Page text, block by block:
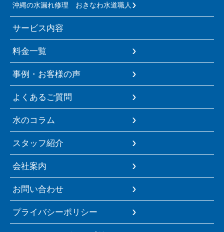
沖縄の水漏れ修理 おきなわ水道職人
サービス内容
料金一覧
事例・お客様の声
よくあるご質問
水のコラム
スタッフ紹介
会社案内
お問い合わせ
プライバシーポリシー